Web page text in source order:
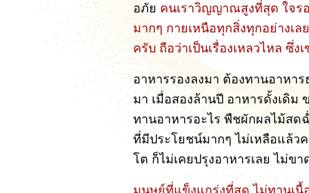
อภัย คนเราวิญญาณสูงที่สุด ใจร
มากๆ กายเหนือทุกสิ่งทุกอย่างเ
ครับ ถือว่าเป็นเรื่องเหลวไหล ซึ่งเ
อาหารรองลงมา ต้องทานอาหา
มา เมื่อสองล้านปี อาหารดั้งเดิม
ทานอาหารอะไร พืชผักผลไม้สด
ที่มีประโยชน์มากๆ ไม่เหลือแล้ว
โต ก็ไม่เคยปรุงอาหารเลย ไม่ขา
มนุษย์ที่แข็งแกร่งที่สุด ไม่ทานเ